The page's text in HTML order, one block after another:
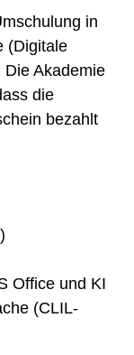
in
(Digitale
Akademie
die
bezahlt
)
Office und KI
(CLIL-